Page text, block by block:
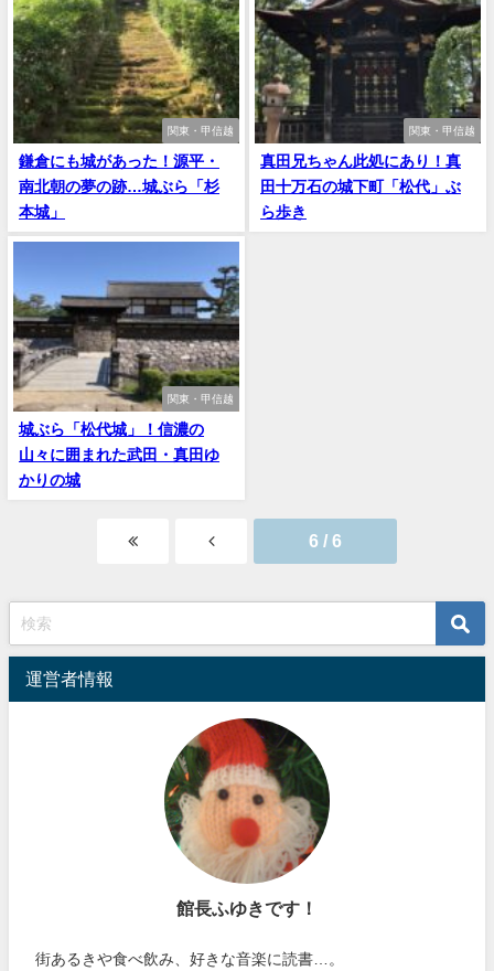
関東・甲信越
鎌倉にも城があった！源平・
南北朝の夢の跡…城ぶら「杉
本城」
関東・甲信越
真田兄ちゃん此処にあり！真
田十万石の城下町「松代」ぶ
ら歩き
関東・甲信越
城ぶら「松代城」！信濃の
山々に囲まれた武田・真田ゆ
かりの城
6 / 6
運営者情報
館長ふゆきです！
街あるきや食べ飲み、好きな音楽に読書…。